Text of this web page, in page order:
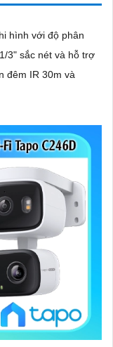
hình với độ phân
3" sắc nét và hỗ trợ